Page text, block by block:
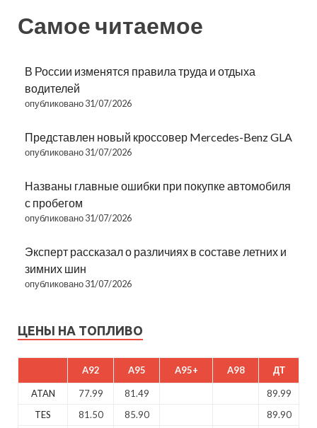
Самое читаемое
В России изменятся правила труда и отдыха
водителей
опубликовано 31/07/2026
Представлен новый кроссовер Mercedes-Benz GLA
опубликовано 31/07/2026
Названы главные ошибки при покупке автомобиля
с пробегом
опубликовано 31/07/2026
Эксперт рассказал о различиях в составе летних и
зимних шин
опубликовано 31/07/2026
ЦЕНЫ НА ТОПЛИВО
A92 A95 A95+ A98 ДТ
ATAN 77.99 81.49
89.99
TES
81.50 85.90
89.90